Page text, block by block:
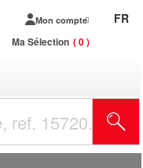
Mon compte
Ma Sélection 0
FR